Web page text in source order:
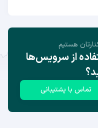
هستیم
از سرویس‌ها
تماس با پشتیبانی